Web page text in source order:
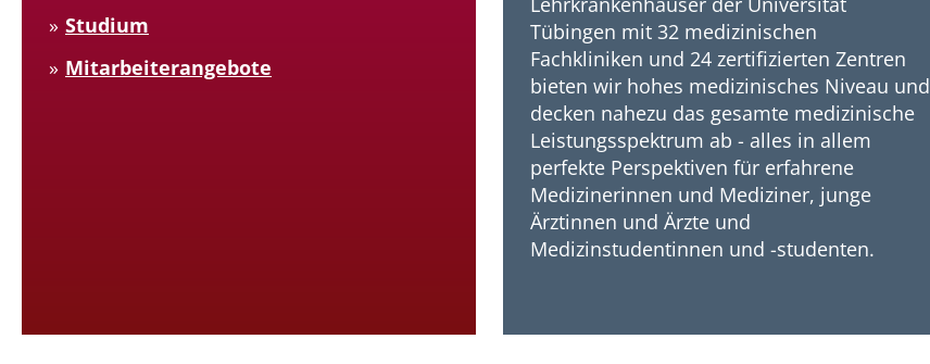
Studium
Mitarbeiterangebote
Tübingen mit 32 medizinischen
Fachkliniken und 24 zertifizierten Zentren
bieten wir hohes medizinisches Niveau und
decken nahezu das gesamte medizinische
Leistungsspektrum ab - alles in allem
perfekte Perspektiven für erfahrene
Medizinerinnen und Mediziner, junge
Ärztinnen und Ärzte und
Medizinstudentinnen und -studenten.